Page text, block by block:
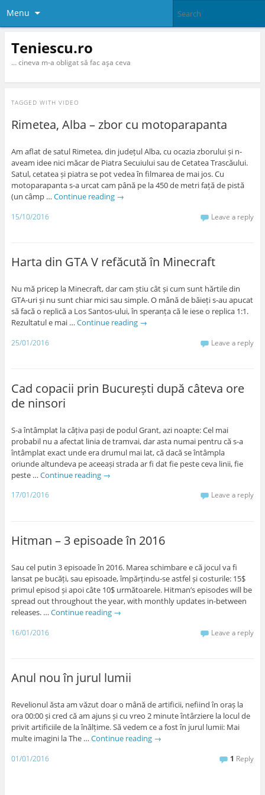
Menu
Teniescu.ro
… cineva m-a obligat să fac aşa ceva
TAGGED WITH VIDEO
Rimetea, Alba – zbor cu motoparapanta
Am aflat de satul Rimetea, din județul Alba, cu ocazia zborului și n-
aveam idee nici măcar de Piatra Secuiului sau de Cetatea Trascăului.
Satul, cetatea și piatra se pot vedea în filmarea de mai jos. Cu
motoparapanta s-a urcat cam până pe la 450 de metri față de pistă
(un câmp … Continue reading →
15/10/2016 Leave a reply
Harta din GTA V refăcută în Minecraft
Nu mă pricep la Minecraft, dar cam știu cât și cum sunt hărtile din
GTA-uri și nu sunt chiar mici sau simple. O mână de băieți s-au apucat
să facă o replică a Los Santos-ului, în speranța că le iese o replica 1:1.
Rezultatul e mai … Continue reading →
25/01/2016 Leave a reply
Cad copacii prin București după câteva ore
de ninsori
S-a întâmplat la câțiva pași de podul Grant, azi noapte: Cel mai
probabil nu a afectat linia de tramvai, dar asta numai pentru că s-a
întâmplat exact unde era drumul mai lat, că dacă se întâmpla
oriunde altundeva pe aceeași strada ar fi dat fie peste ceva linii, fie
peste … Continue reading →
17/01/2016 Leave a reply
Hitman – 3 episoade în 2016
Sau cel putin 3 episoade în 2016. Marea schimbare e că jocul va fi
lansat pe bucăți, sau episoade, împărțindu-se astfel și costurile: 15$
primul episod și apoi câte 10$ următoarele. Hitman’s episodes will be
spread out throughout the year, with monthly updates in-between
releases. … Continue reading →
16/01/2016 Leave a reply
Anul nou în jurul lumii
Revelionul ăsta am văzut doar o mână de artificii, nefiind în oraș la
ora 00:00 și cred că am ajuns și cu vreo 2 minute întârziere la locul de
privit artificiile de la înălțime. Să vedem ce a fost în jurul lumii: Mai
multe imagini la The … Continue reading →
01/01/2016 1 Reply